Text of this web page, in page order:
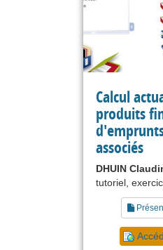
Calcul
produits
associés
DHUIN
tutoriel,